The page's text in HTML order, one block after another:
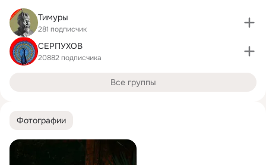
Фотографии
Тимуры
281 подписчик
СЕРПУХОВ
20882 подписчика
Все группы